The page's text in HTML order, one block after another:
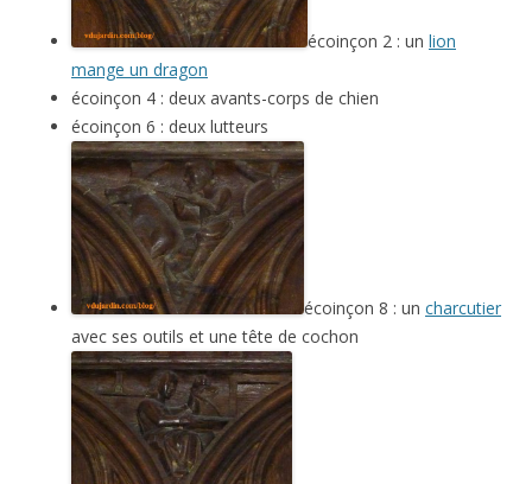
écoinçon 2 : un lion
mange un dragon
écoinçon 4 : deux avants-corps de chien
écoinçon 6 : deux lutteurs
écoinçon 8 : un charcutier
avec ses outils et une tête de cochon